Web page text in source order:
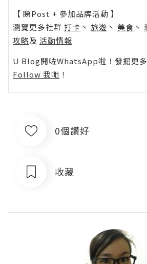
【 睇Post + 參加品牌活動 】
瀏覽更多社群 打卡 丶 旅遊 丶 美食 丶
攻略及 活動情報
U Blog開咗WhatsApp啦！發掘更多
Follow 我哋 ！
0個讚好
收藏